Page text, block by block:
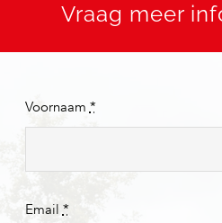
Vraag meer
Voornaam *
Email *